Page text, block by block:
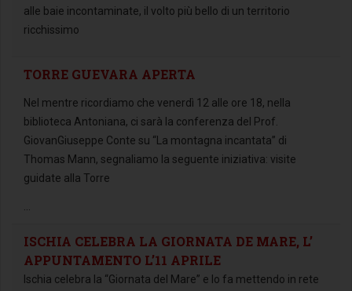
alle baie incontaminate, il volto più bello di un territorio
ricchissimo
TORRE GUEVARA APERTA
Nel mentre ricordiamo che venerdì 12 alle ore 18, nella
biblioteca Antoniana, ci sarà la conferenza del Prof.
GiovanGiuseppe Conte su “La montagna incantata” di
Thomas Mann, segnaliamo la seguente iniziativa: visite
guidate alla Torre
...
ISCHIA CELEBRA LA GIORNATA DE MARE, L’
APPUNTAMENTO L’11 APRILE
Ischia celebra la “Giornata del Mare” e lo fa mettendo in rete